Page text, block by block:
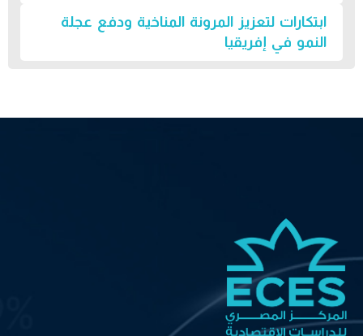
ابتكارات لتعزيز المرونة المناخية ودفع عجلة
النمو في إفريقيا